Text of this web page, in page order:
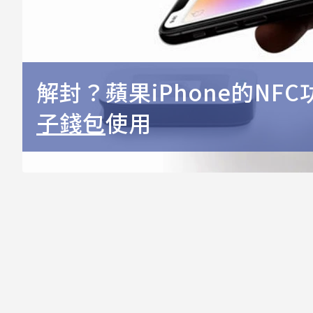
解封？蘋果iPhone的NFC
子錢包使用